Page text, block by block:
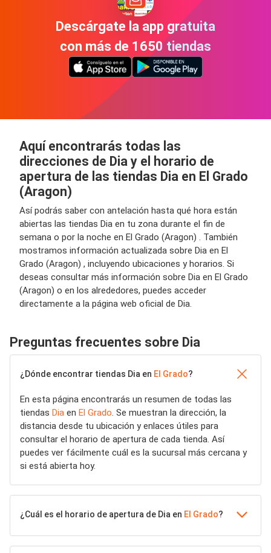
Descárgate la app gratuita
con más de 1650 tiendas
Aquí encontrarás todas las
direcciones de Dia y el horario de
apertura de las tiendas Dia en El Grado
(Aragon)
Así podrás saber con antelación hasta qué hora están
abiertas las tiendas Dia en tu zona durante el fin de
semana o por la noche en El Grado (Aragon) . También
mostramos información actualizada sobre Dia en El
Grado (Aragon) , incluyendo ubicaciones y horarios. Si
deseas consultar más información sobre Dia en El Grado
(Aragon) o en los alrededores, puedes acceder
directamente a la página web oficial de Dia.
Preguntas frecuentes sobre Dia
¿Dónde encontrar tiendas Dia en El Grado?
En esta página encontrarás un resumen de todas las
tiendas Dia en El Grado. Se muestran la dirección, la
distancia desde tu ubicación y enlaces útiles para
consultar el horario de apertura de cada tienda. Así
puedes ver fácilmente cuál es la sucursal más cercana y
si está abierta hoy.
¿Cuál es el horario de apertura de Dia en El Grado?